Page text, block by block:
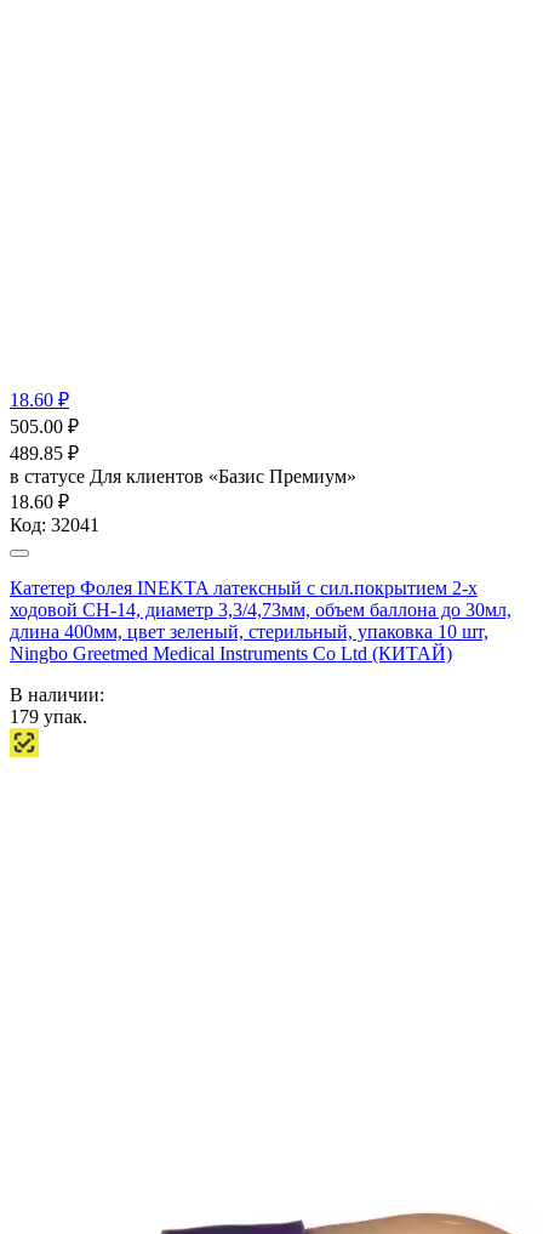
18.60 ₽
505.00 ₽
489.85 ₽
в статусе Для клиентов «Базис Премиум»
18.60 ₽
Код: 32041
Катетер Фолея INEKTA латексный с сил.покрытием 2-х
ходовой СН-14, диаметр 3,3/4,73мм, объем баллона до 30мл,
длина 400мм, цвет зеленый, стерильный, упаковка 10 шт,
Ningbo Greetmed Medical Instruments Co Ltd (КИТАЙ)
В наличии:
179 упак.